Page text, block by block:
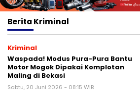
Berita Kriminal
Kriminal
Waspada! Modus Pura-Pura Bantu
Motor Mogok Dipakai Komplotan
Maling di Bekasi
Sabtu, 20 Juni 2026 - 08:15 WIB